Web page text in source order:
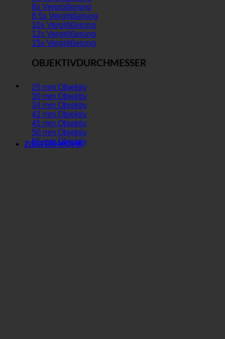
8x Vergrößerung
8,5x Vergrößerung
10x Vergrößerung
12x Vergrößerung
15x Vergrößerung
OBJEKTIVDURCHMESSER
25 mm Objektiv
30 mm Objektiv
34 mm Objektiv
42 mm Objektiv
45 mm Objektiv
50 mm Objektiv
56 mm Objektiv
ZIELFERNROHR